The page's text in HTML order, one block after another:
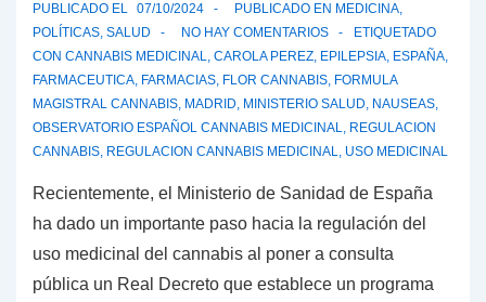
PUBLICADO EL 07/10/2024 PUBLICADO EN MEDICINA,
POLÍTICAS, SALUD NO HAY COMENTARIOS
ETIQUETADO
CON CANNABIS MEDICINAL, CAROLA PEREZ, EPILEPSIA, ESPAÑA,
FARMACEUTICA, FARMACIAS, FLOR CANNABIS, FORMULA
MAGISTRAL CANNABIS, MADRID, MINISTERIO SALUD, NAUSEAS,
OBSERVATORIO ESPAÑOL CANNABIS MEDICINAL, REGULACION
CANNABIS, REGULACION CANNABIS MEDICINAL, USO MEDICINAL
Recientemente, el Ministerio de Sanidad de España
ha dado un importante paso hacia la regulación del
uso medicinal del cannabis al poner a consulta
pública un Real Decreto que establece un programa